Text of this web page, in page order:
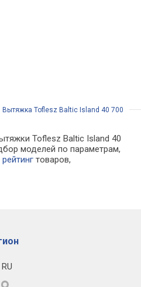
Вытяжка Toflesz Baltic Island 40 700
Toflesz Baltic Island 40
моделей по параметрам,
рейтинг товаров,
RU